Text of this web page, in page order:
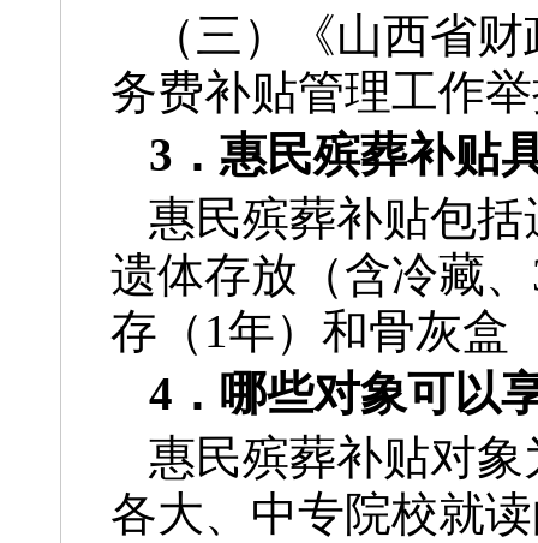
（三）《山西省
务费补贴管理工作
3．惠民殡葬补贴
惠民殡葬补贴包
遗体存放（含冷藏
存（1年）和骨灰盒
4．哪些对象可以
惠民殡葬补贴对
各大、中专院校就